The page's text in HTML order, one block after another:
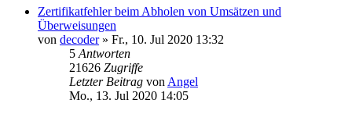
Zertifikatfehler beim Abholen von Umsätzen und
Überweisungen
von decoder» Fr., 10. Jul 2020 13:32
5 Antworten
21626 Zugriffe
Letzter Beitrag von Angel
Mo., 13. Jul 2020 14:05